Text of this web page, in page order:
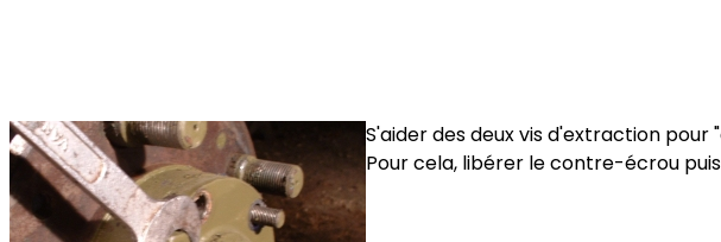
S'aider des deux vis d'extraction
Pour cela, libérer le contre-écrou